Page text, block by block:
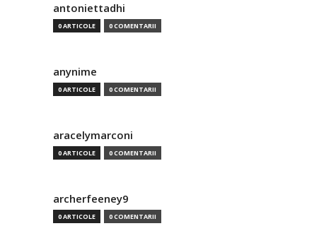
antoniettadhi
0 ARTICOLE 0 COMENTARII
anynime
0 ARTICOLE 0 COMENTARII
aracelymarconi
0 ARTICOLE 0 COMENTARII
archerfeeney9
0 ARTICOLE 0 COMENTARII